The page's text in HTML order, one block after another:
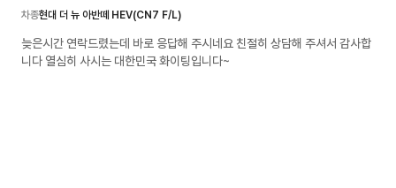
차종현대 더 뉴 아반떼 HEV(CN7 F/L)
늦은시간 연락드렸는데 바로 응답해 주시네요 친절히 상담해 주셔서 감사합
니다 열심히 사시는 대한민국 화이팅입니다~